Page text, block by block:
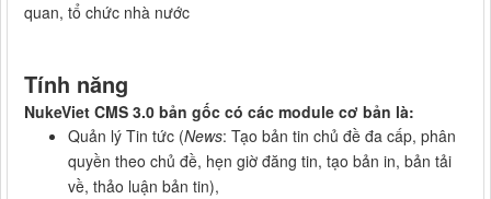
quan, tổ chức nhà nước
Tính năng
NukeViet CMS 3.0 bản gốc có các module cơ bản là:
Quản lý Tin tức (News: Tạo bản tin chủ đề đa cấp, phân
quyền theo chủ đề, hẹn giờ đăng tin, tạo bản in, bản tải
về, thảo luận bản tin),